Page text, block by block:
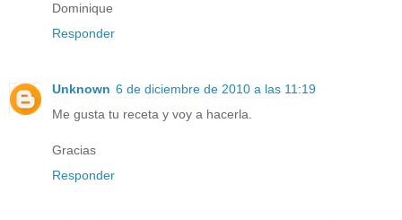
Dominique
Responder
Unknown 6 de diciembre de 2010 a las 11:19
Me gusta tu receta y voy a hacerla.
Gracias
Responder